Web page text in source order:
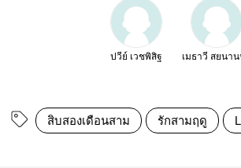
ปวีย์ เวชพิสิฐ เมธาวี สยนา
สิบสองเดือนสาม รักสามฤดู